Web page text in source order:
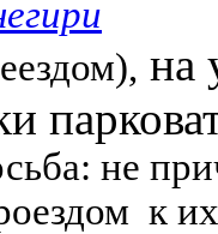
на
не
к